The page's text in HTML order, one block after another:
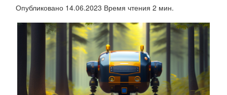
Интеграции
Контакты
О нас
Инструкции
Блог
Опубликовано 14.06.2023 Время чтения 2 мин.